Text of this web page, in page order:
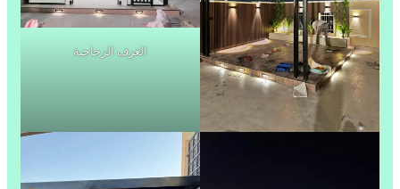
الغرف الزجاجية